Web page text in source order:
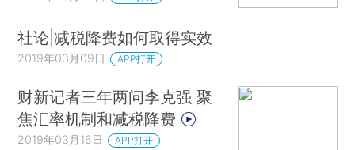
社论|减税降费如何取得实效
2019年03月09日 APP打开
财新记者三年两问李克强 聚
焦汇率机制和减税降费
2019年03月16日 APP打开